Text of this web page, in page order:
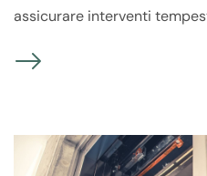
assicurare interventi